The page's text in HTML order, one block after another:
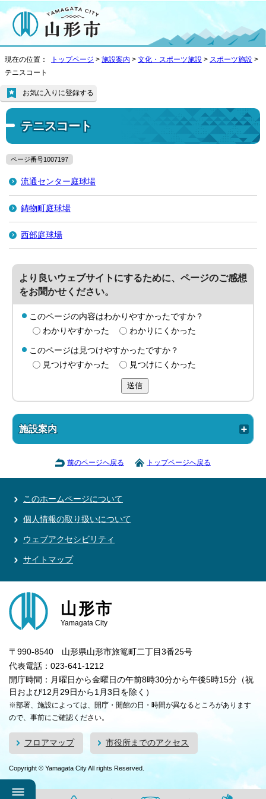
現在の位置： トップページ > 施設案内 > 文化・スポーツ施設 > スポーツ施設 >
テニスコート
テニスコート
お気に入りに登録する
ページ番号1007197
流通センター庭球場
鋳物町庭球場
西部庭球場
より良いウェブサイトにするために、ページのご感想
をお聞かせください。
このページの内容はわかりやすかったですか？
わかりやすかった
わかりにくかった
このページは見つけやすかったですか？
見つけやすかった
見つけにくかった
送信
施設案内
前のページへ戻る トップページへ戻る
このホームページについて
個人情報の取り扱いについて
ウェブアクセシビリティ
サイトマップ
山形市
Yamagata City
〒990-8540 山形県山形市旅篭町二丁目3番25号
代表電話：023-641-1212
開庁時間：月曜日から金曜日の午前8時30分から午後5時15分（祝
日および12月29日から1月3日を除く）
※部署、施設によっては、開庁・開館の日・時間が異なるところがあります
ので、事前にご確認ください。
フロアマップ 市役所までのアクセス
Copyright © Yamagata City All rights Reserved.